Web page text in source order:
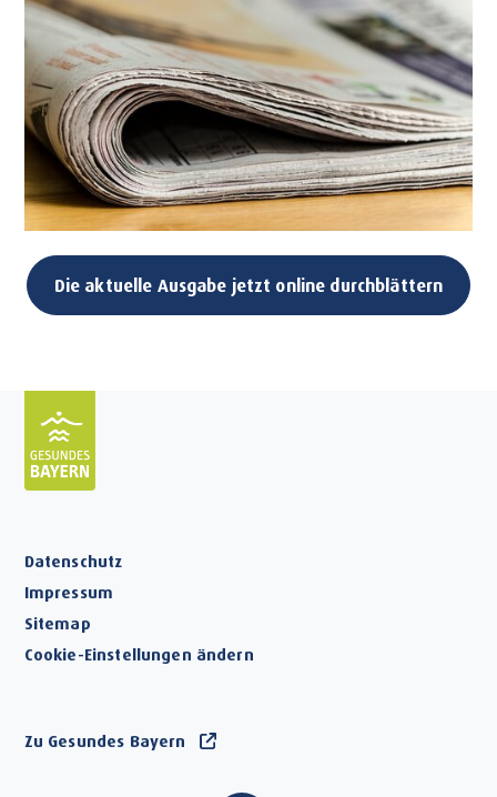
Die aktuelle Ausgabe jetzt online durchblättern
Datenschutz
Impressum
Sitemap
Cookie-Einstellungen ändern
Zu Gesundes Bayern